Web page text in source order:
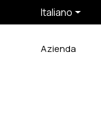
Italiano
Azienda